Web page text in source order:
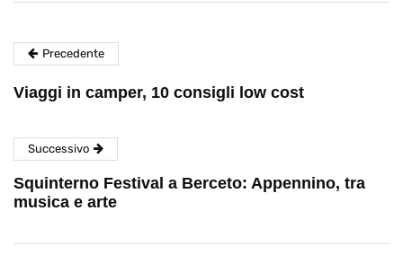
Precedente
Viaggi in camper, 10 consigli low cost
Successivo
Squinterno Festival a Berceto: Appennino, tra
musica e arte